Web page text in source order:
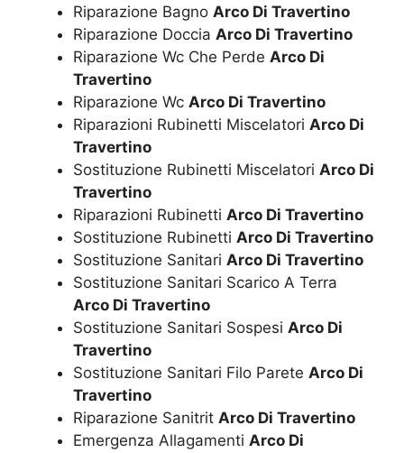
Riparazione Bagno Arco Di Travertino
Riparazione Doccia Arco Di Travertino
Riparazione Wc Che Perde Arco Di
Travertino
Riparazione Wc Arco Di Travertino
Riparazioni Rubinetti Miscelatori Arco Di
Travertino
Sostituzione Rubinetti Miscelatori Arco Di
Travertino
Riparazioni Rubinetti Arco Di Travertino
Sostituzione Rubinetti Arco Di Travertino
Sostituzione Sanitari Arco Di Travertino
Sostituzione Sanitari Scarico A Terra
Arco Di Travertino
Sostituzione Sanitari Sospesi Arco Di
Travertino
Sostituzione Sanitari Filo Parete Arco Di
Travertino
Riparazione Sanitrit Arco Di Travertino
Emergenza Allagamenti Arco Di